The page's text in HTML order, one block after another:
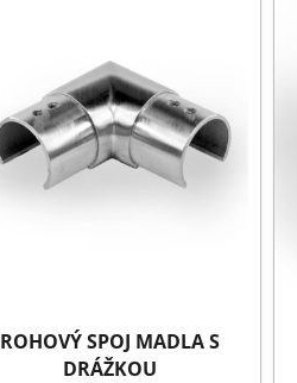
ROHOVÝ SPOJ MADLA S
DRÁŽKOU